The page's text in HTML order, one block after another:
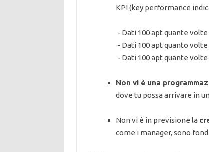
KPI (key performance
- Dati 100 apt quante
- Dati 100 apt quanto
- Dati 100 apt quante
Non vi è una
dove tu possa arrivare in
Non vi è in previsione la
come i manager, sono